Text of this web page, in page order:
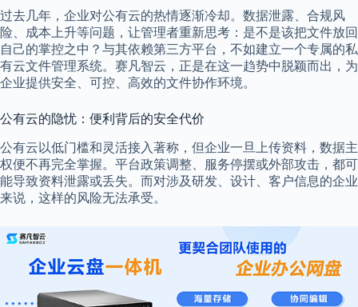
过去几年，企业对公有云的热情逐渐冷却。数据泄露、合规风
险、成本上升等问题，让管理者重新思考：是不是该把文件放回
自己的掌控之中？与其依赖第三方平台，不如建立一个专属的私
有云文件管理系统。赛凡智云，正是在这一趋势中脱颖而出，为
企业提供安全、可控、高效的文件协作环境。
公有云的隐忧：便利背后的安全代价
公有云以低门槛和灵活接入著称，但企业一旦上传资料，数据主
权便不再完全掌握。平台政策调整、服务停摆或外部攻击，都可
能导致资料泄露或丢失。而对涉及研发、设计、客户信息的企业
来说，这样的风险无法承受。